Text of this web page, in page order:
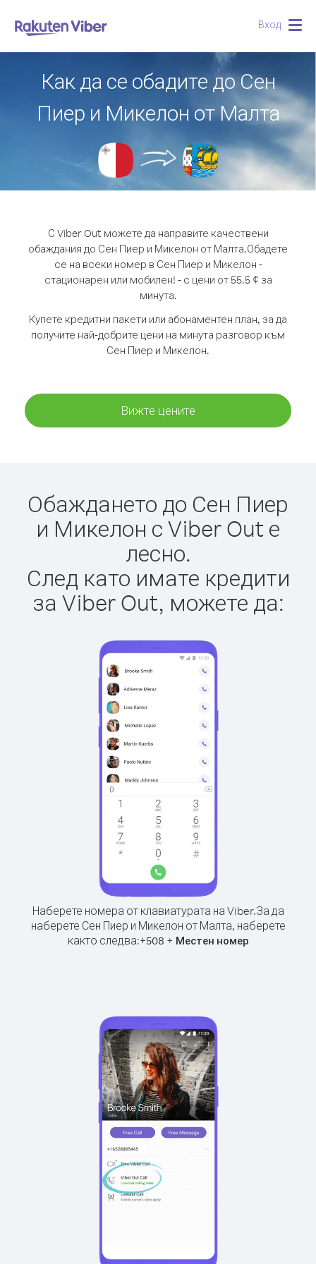
Вход
Как да се обадите до Сен
Пиер и Микелон от Малта
С Viber Out можете да направите качествени
обаждания до Сен Пиер и Микелон от Малта.Обадете
се на всеки номер в Сен Пиер и Микелон -
стационарен или мобилен! - с цени от 55.5 ¢ за
минута.
Купете кредитни пакети или абонаментен план, за да
получите най-добрите цени на минута разговор към
Сен Пиер и Микелон.
Вижте цените
Обаждането до Сен Пиер
и Микелон с Viber Out е
лесно.
След като имате кредити
за Viber Out, можете да:
Наберете номера от клавиатурата на Viber.За да
наберете Сен Пиер и Микелон от Малта, наберете
както следва:+508 + Местен номер